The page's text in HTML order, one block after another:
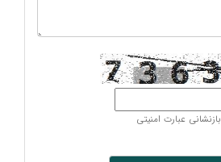
بازنشانی عبارت امنیتی